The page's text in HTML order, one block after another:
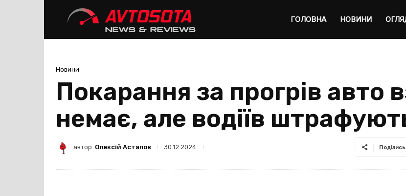
ГОЛОВНА НОВИНИ
Новини
Покарання за прогрів авто
немає, але водіїв
автор Олексій Астапов 30.12.2024 Поділись